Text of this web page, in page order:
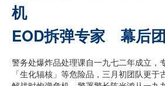
机
EOD拆弹专家 幕后
警务处爆炸品处理课自一九七二年成立，
「生化辐核」等危险品，三月初团队更